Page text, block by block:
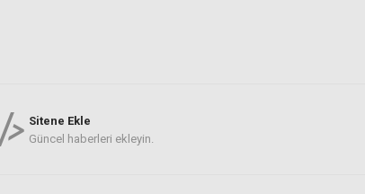
Sitene Ekle
Güncel haberleri ekleyin.